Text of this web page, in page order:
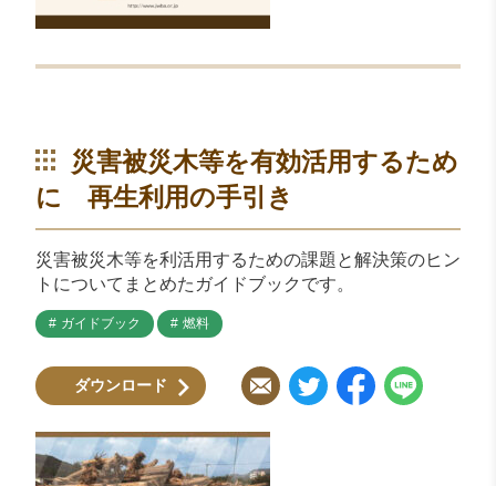
災害被災木等を有効活用するため
に 再生利用の手引き
災害被災木等を利活用するための課題と解決策のヒン
トについてまとめたガイドブックです。
ガイドブック 燃料
ダウンロード